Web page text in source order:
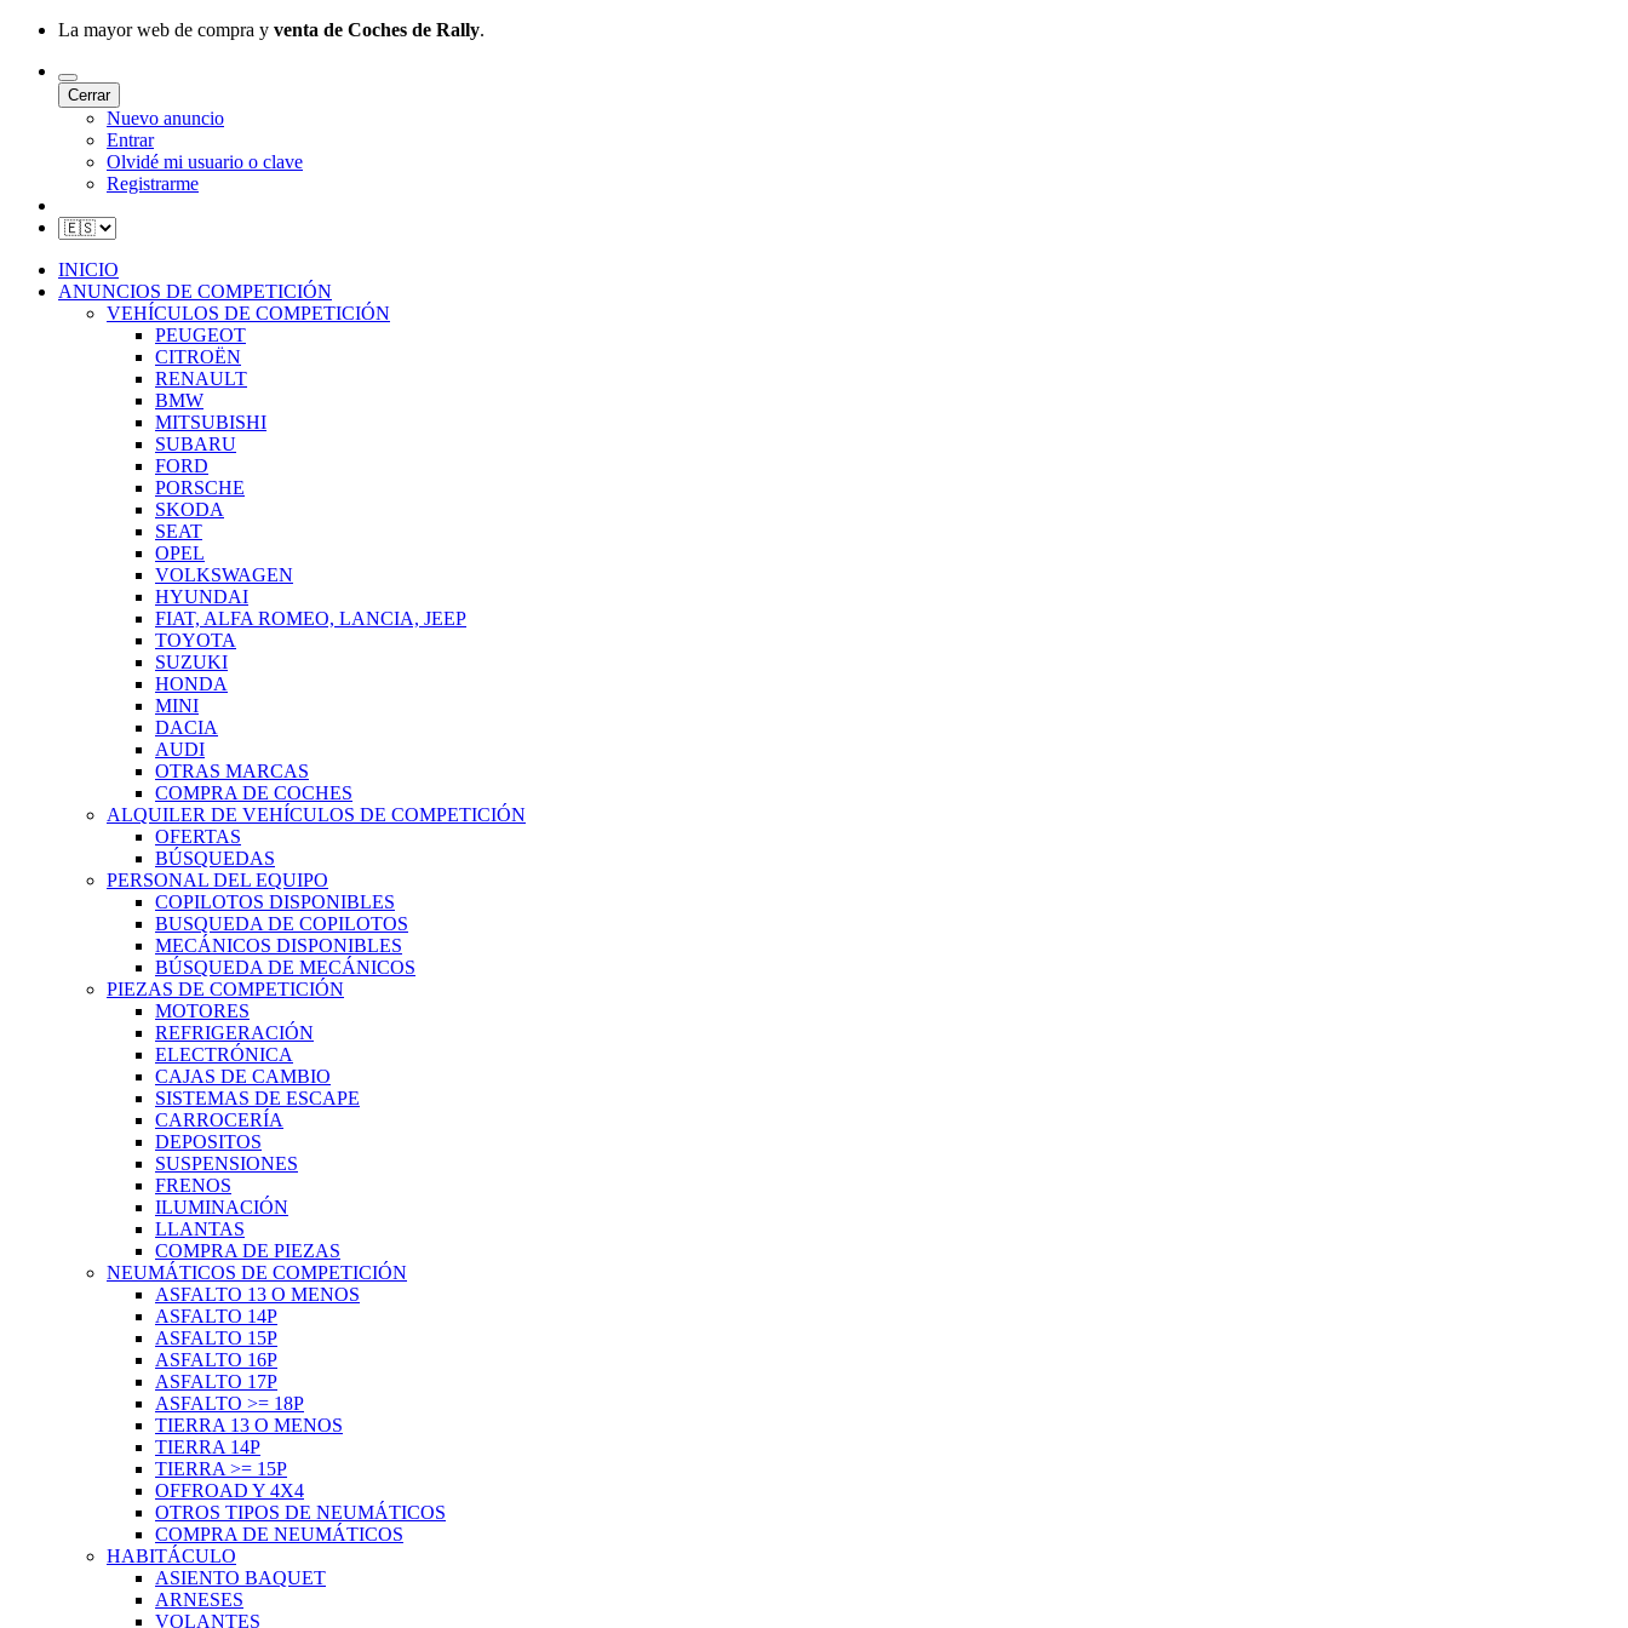
La mayor web de compra y venta de Coches de Rally.
Cerrar
Nuevo anuncio
Entrar
Olvidé mi usuario o clave
Registrarme
INICIO
ANUNCIOS DE COMPETICIÓN
VEHÍCULOS DE COMPETICIÓN
PEUGEOT
CITROËN
RENAULT
BMW
MITSUBISHI
SUBARU
FORD
PORSCHE
SKODA
SEAT
OPEL
VOLKSWAGEN
HYUNDAI
FIAT, ALFA ROMEO, LANCIA, JEEP
TOYOTA
SUZUKI
HONDA
MINI
DACIA
AUDI
OTRAS MARCAS
COMPRA DE COCHES
ALQUILER DE VEHÍCULOS DE COMPETICIÓN
OFERTAS
BÚSQUEDAS
PERSONAL DEL EQUIPO
COPILOTOS DISPONIBLES
BUSQUEDA DE COPILOTOS
MECÁNICOS DISPONIBLES
BÚSQUEDA DE MECÁNICOS
PIEZAS DE COMPETICIÓN
MOTORES
REFRIGERACIÓN
ELECTRÓNICA
CAJAS DE CAMBIO
SISTEMAS DE ESCAPE
CARROCERÍA
DEPOSITOS
SUSPENSIONES
FRENOS
ILUMINACIÓN
LLANTAS
COMPRA DE PIEZAS
NEUMÁTICOS DE COMPETICIÓN
ASFALTO 13 O MENOS
ASFALTO 14P
ASFALTO 15P
ASFALTO 16P
ASFALTO 17P
ASFALTO >= 18P
TIERRA 13 O MENOS
TIERRA 14P
TIERRA >= 15P
OFFROAD Y 4X4
OTROS TIPOS DE NEUMÁTICOS
COMPRA DE NEUMÁTICOS
HABITÁCULO
ASIENTO BAQUET
ARNESES
VOLANTES